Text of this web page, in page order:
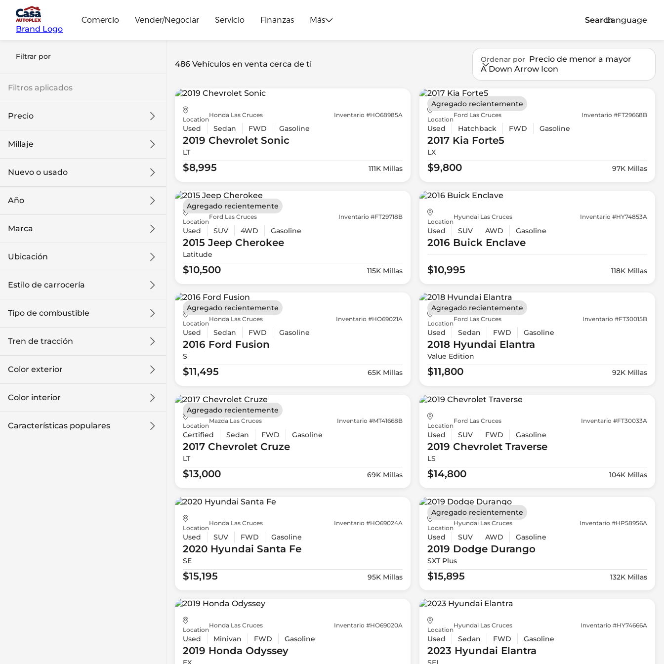
Brand Logo
Comercio Vender/Negociar Servicio Finanzas Más SearchLanguage
Filtrar por
Filtros aplicados
Precio
Millaje
Nuevo o usado
Año
Marca
Ubicación
Estilo de carrocería
Tipo de combustible
Tren de tracción
Color exterior
Color interior
Características populares
486 Vehículos en venta cerca de ti Ordenar por Precio de menor a mayor
A Down Arrow Icon
Location
Honda Las Cruces Inventario #HO68985A
Used Sedan FWD Gasoline
2019 ChevroletSonic
LT
$8,995 111K Millas
Location
Ford Las Cruces Inventario #FT29668B
Used Hatchback FWD Gasoline
2017 Kia Forte5
LX
$9,800 97K Millas
Agregado recientemente
Location
Ford Las Cruces Inventario #FT29718B
Used SUV 4WD Gasoline
2015 Jeep Cherokee
Latitude
$10,500 115K Millas
Agregado recientemente
Location
Hyundai Las Cruces Inventario #HY74853A
Used SUV AWD Gasoline
2016 Buick Enclave
$10,995 118K Millas
Location
Honda Las Cruces Inventario #HO69021A
Used Sedan FWD Gasoline
2016 Ford Fusion
S
$11,495 65K Millas
Agregado recientemente
Location
Ford Las Cruces Inventario #FT30015B
Used Sedan FWD Gasoline
2018 Hyundai Elantra
Value Edition
$11,800 92K Millas
Agregado recientemente
Location
Mazda Las Cruces Inventario #MT41668B
Certified Sedan FWD Gasoline
2017 ChevroletCruze
LT
$13,000 69K Millas
Agregado recientemente
Location
Ford Las Cruces Inventario #FT30033A
Used SUV FWD Gasoline
2019 ChevroletTraverse
LS
$14,800 104K Millas
Location
Honda Las Cruces Inventario #HO69024A
Used SUV FWD Gasoline
2020 Hyundai Santa Fe
SE
$15,195 95K Millas
Location
Hyundai Las Cruces Inventario #HP58956A
Used SUV AWD Gasoline
2019 DodgeDurango
SXT Plus
$15,895 132K Millas
Agregado recientemente
Location
Honda Las Cruces Inventario #HO69020A
Used Minivan FWD Gasoline
2019 Honda Odyssey
Location
Hyundai Las Cruces Inventario #HY74666A
Used Sedan FWD Gasoline
2023 Hyundai Elantra